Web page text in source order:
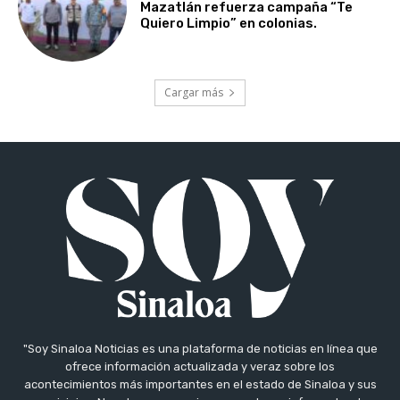
Mazatlán refuerza campaña “Te
Quiero Limpio” en colonias.
Cargar más
"Soy Sinaloa Noticias es una plataforma de noticias en línea que
ofrece información actualizada y veraz sobre los
acontecimientos más importantes en el estado de Sinaloa y sus